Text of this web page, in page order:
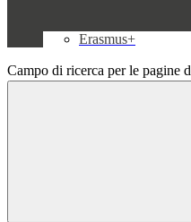
Erasmus+
Campo di ricerca per le pagine